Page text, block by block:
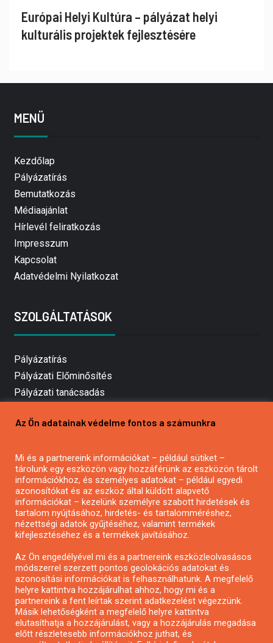
Európai Helyi Kultúra – pályázat helyi
kulturális projektek fejlesztésére
MENÜ
Kezdőlap
Pályázatírás
Bemutatkozás
Médiaajánlat
Hírlevél feliratkozás
Impresszum
Kapcsolat
Adatvédelmi Nyilatkozat
SZOLGÁLTATÁSOK
Pályázatírás
Pályázati Előminősítés
Pályázati tanácsadás
Mezőgazdasági pályázatírás
Pályázatírás civil szervezeteknek
Pályázatírás önkormányzatoknak
Pályázatfigyelés
Specifikus pályázatfigyelés vagy hírlevél
Pályázatok magánszemélyeknek
Pályázatok civil szervezeteknek
Pályázatok vállalkozásoknak
Önkormányzati pályázatok
Az Ön adatainak védelme fontos a számunkra
Mi és a partnereink információkat – például sütiket –
tárolunk egy eszközön vagy hozzáférünk az eszközön tárolt
információkhoz, és személyes adatokat – például egyedi
azonosítókat és az eszköz által küldött alapvető
információkat – kezelünk személyre szabott hirdetések és
tartalom nyújtásához, hirdetés- és tartalomméréshez,
nézettségi adatok gyűjtéséhez, valamint termékek
kifejlesztéséhez és a termékek javításához.
Az Ön engedélyével mi és a partnereink eszközleolvasásos
módszerrel szerzett pontos geolokációs adatokat és
azonosítási információkat is felhasználhatunk. A megfelelő
helyre kattintva hozzájárulhat ahhoz, hogy mi és a
partnereink a fent leírtak szerint adatkezelést végezzünk.
Másik lehetőségként a megfelelő helyre kattintva
elutasíthatja a hozzájárulást, vagy a hozzájárulás megadása
előtt részletesebb információkhoz juthat, és